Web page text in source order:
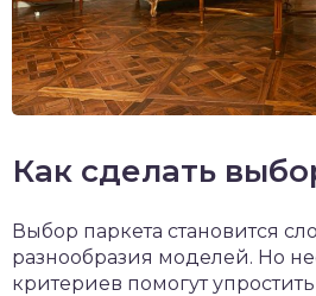
Как сделать
Выбор паркета становится
разнообразия моделей. Но
критериев помогут